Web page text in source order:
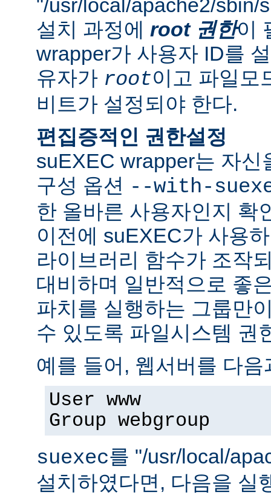
"/usr/local/apache2/sbin/
설치 과정에 root 권한이
wrapper가 사용자 ID를
유자가 root이고 파일모
비트가 설정되야 한다.
편집증적인 권한설정
suEXEC wrapper는 자신
구성 옵션 --with-
한 올바른 사용자인지 확
이전에 suEXEC가 사용
라이브러리 함수가 조작
대비하며 일반적으로 좋
파치를 실행하는 그룹만
수 있도록 파일시스템 권
예를 들어, 웹서버를 다
User www
Group webgroup
suexec를 "/usr/local/
설치하였다면, 다음을 실